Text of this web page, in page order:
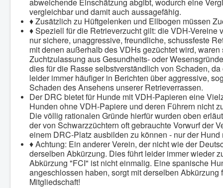
vergleichbar und damit auch aussagefähig.
♦ Zusätzlich zu Hüftgelenken und Ellbogen müssen
♦ Speziell für die Retrieverzucht gilt: die VDH-
nur sichere, unaggressive, freundliche, schussfeste
mit denen außerhalb des VDHs gezüchtet wird,
Zuchtzulassung aus Gesundheits- oder
dies für die Rasse selbstverständlich von Schaden,
leider immer häufiger in Berichten über aggressive,
Schaden des Ansehens unserer Retrieverrassen.
Der DRC bietet für Hunde mit VDH-Papieren eine
Hunden ohne VDH-Papiere und deren Führern nicht
Die völlig rationalen Gründe hierfür wurden oben
der von Schwarzzüchtern oft gebrauchte Vorwurf der
einem DRC-Platz ausbilden zu können - nur der
♦ Achtung: Ein anderer Verein, der nicht wie der
derselben Abkürzung. Dies führt leider immer wieder
Abkürzung "FCI" ist nicht einmalig. Eine spanische
angeschlossen haben, sorgt mit derselben
Mitgliedschaft!